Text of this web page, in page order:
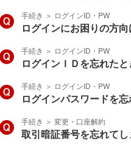
手続き ＞ ログインID・PW
ログインにお困りの方
手続き ＞ ログインID・PW
ログインＩＤを忘れた
手続き ＞ ログインID・PW
ログインパスワードを
手続き ＞ 変更・口座解約
取引暗証番号を忘れて